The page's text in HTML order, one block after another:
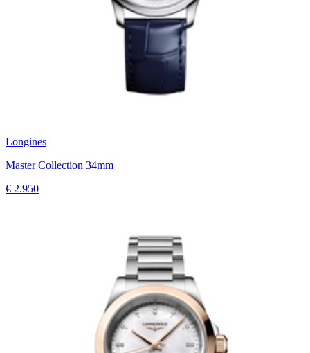
Longines
Master Collection 34mm
€ 2.950